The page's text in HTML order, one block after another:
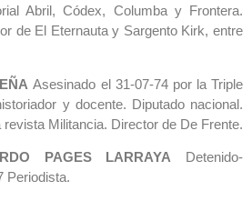
Abril, Códex, Columba y Frontera.
de El Eternauta y Sargento Kirk, entre
Asesinado el 31-07-74 por la Triple
y docente. Diputado nacional.
Militancia. Director de De Frente.
PAGES LARRAYA Detenido-
Periodista.